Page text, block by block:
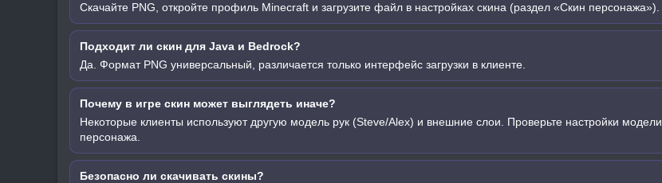
Скачайте PNG, откройте профиль Minecraft и загрузите файл в настройках скина (раздел «Скин персонажа»).
Подходит ли скин для Java и Bedrock?
Да. Формат PNG универсальный, различается только интерфейс загрузки в клиенте.
Почему в игре скин может выглядеть иначе?
Некоторые клиенты используют другую модель рук (Steve/Alex) и внешние слои. Проверьте настройки модели
персонажа.
Безопасно ли скачивать скины?